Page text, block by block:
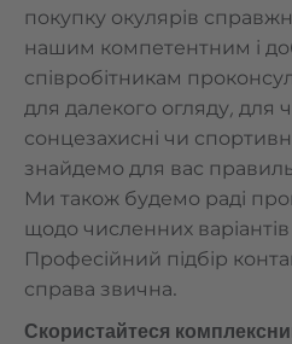
покупку окулярів
нашим компетентним і
співробітникам
для далекого огляду, для
сонцезахисні чи
знайдемо для вас
Ми також будемо раді
щодо численних варіантів
Професійний підбір
справа звична.
Скористайтеся